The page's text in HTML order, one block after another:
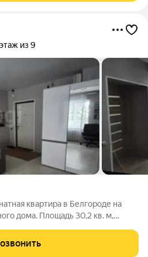
этаж из 9
квартира в Белгороде на
Площадь 30,2 кв. м,
лоджия, новая